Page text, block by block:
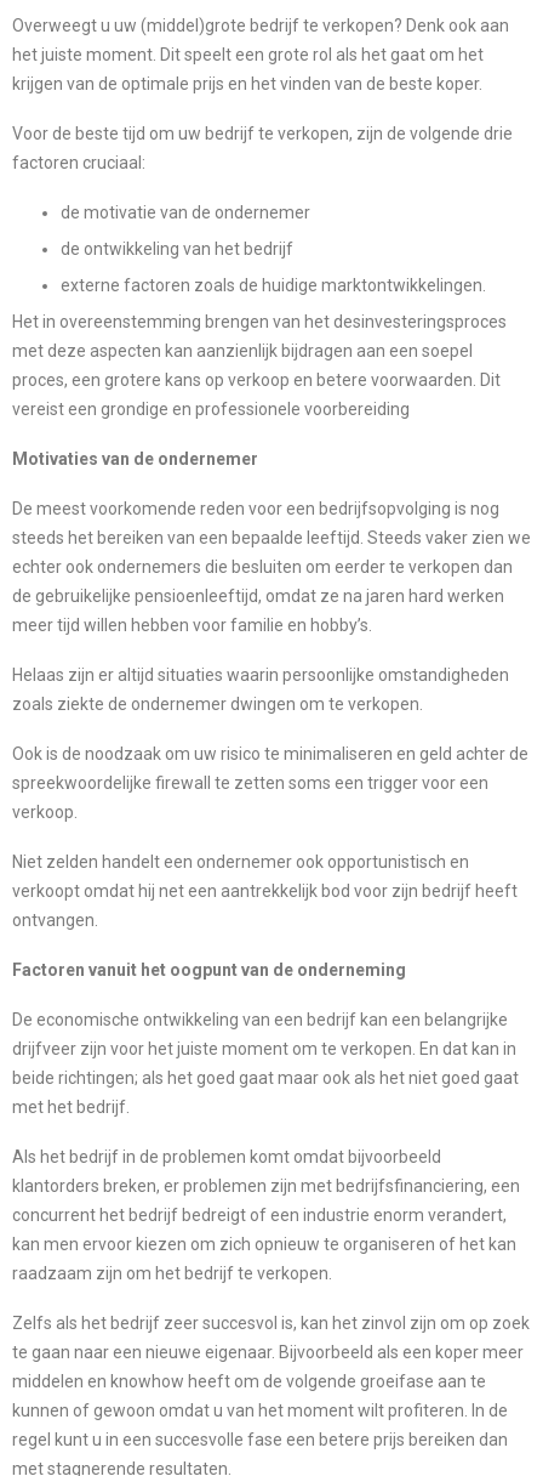
Overweegt u uw (middel)grote bedrijf te verkopen? Denk ook aan
het juiste moment. Dit speelt een grote rol als het gaat om het
krijgen van de optimale prijs en het vinden van de beste koper.
Voor de beste tijd om uw bedrijf te verkopen, zijn de volgende drie
factoren cruciaal:
de motivatie van de ondernemer
de ontwikkeling van het bedrijf
externe factoren zoals de huidige marktontwikkelingen.
Het in overeenstemming brengen van het desinvesteringsproces
met deze aspecten kan aanzienlijk bijdragen aan een soepel
proces, een grotere kans op verkoop en betere voorwaarden. Dit
vereist een grondige en professionele voorbereiding
Motivaties van de ondernemer
De meest voorkomende reden voor een bedrijfsopvolging is nog
steeds het bereiken van een bepaalde leeftijd. Steeds vaker zien we
echter ook ondernemers die besluiten om eerder te verkopen dan
de gebruikelijke pensioenleeftijd, omdat ze na jaren hard werken
meer tijd willen hebben voor familie en hobby’s.
Helaas zijn er altijd situaties waarin persoonlijke omstandigheden
zoals ziekte de ondernemer dwingen om te verkopen.
Ook is de noodzaak om uw risico te minimaliseren en geld achter de
spreekwoordelijke firewall te zetten soms een trigger voor een
verkoop.
Niet zelden handelt een ondernemer ook opportunistisch en
verkoopt omdat hij net een aantrekkelijk bod voor zijn bedrijf heeft
ontvangen.
Factoren vanuit het oogpunt van de onderneming
De economische ontwikkeling van een bedrijf kan een belangrijke
drijfveer zijn voor het juiste moment om te verkopen. En dat kan in
beide richtingen; als het goed gaat maar ook als het niet goed gaat
met het bedrijf.
Als het bedrijf in de problemen komt omdat bijvoorbeeld
klantorders breken, er problemen zijn met bedrijfsfinanciering, een
concurrent het bedrijf bedreigt of een industrie enorm verandert,
kan men ervoor kiezen om zich opnieuw te organiseren of het kan
raadzaam zijn om het bedrijf te verkopen.
Zelfs als het bedrijf zeer succesvol is, kan het zinvol zijn om op zoek
te gaan naar een nieuwe eigenaar. Bijvoorbeeld als een koper meer
middelen en knowhow heeft om de volgende groeifase aan te
kunnen of gewoon omdat u van het moment wilt profiteren. In de
regel kunt u in een succesvolle fase een betere prijs bereiken dan
met stagnerende resultaten.